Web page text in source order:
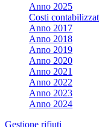
Anno 2025
Costi
Anno 2017
Anno 2018
Anno 2019
Anno 2020
Anno 2021
Anno 2022
Anno 2023
Anno 2024
Gestione rifiuti